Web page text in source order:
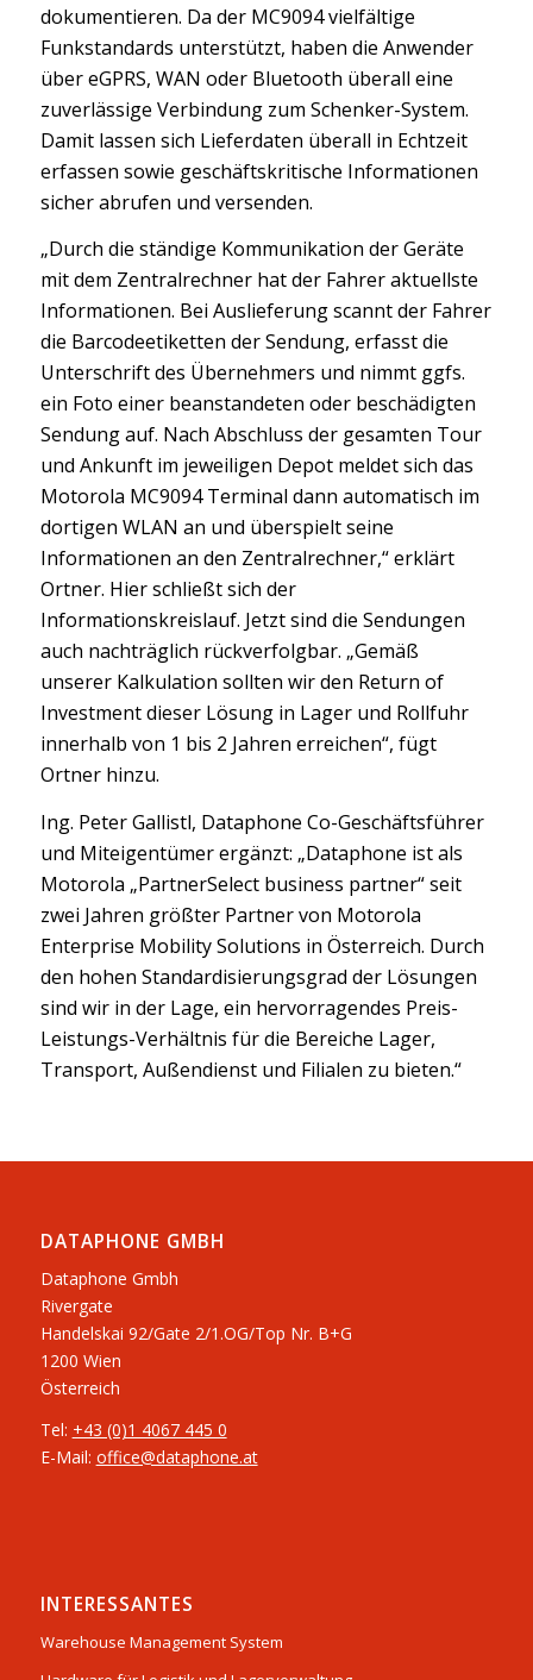
dokumentieren. Da der MC9094 vielfältige
Funkstandards unterstützt, haben die Anwender
über eGPRS, WAN oder Bluetooth überall eine
zuverlässige Verbindung zum Schenker-System.
Damit lassen sich Lieferdaten überall in Echtzeit
erfassen sowie geschäftskritische Informationen
sicher abrufen und versenden.
„Durch die ständige Kommunikation der Geräte
mit dem Zentralrechner hat der Fahrer aktuellste
Informationen. Bei Auslieferung scannt der Fahrer
die Barcodeetiketten der Sendung, erfasst die
Unterschrift des Übernehmers und nimmt ggfs.
ein Foto einer beanstandeten oder beschädigten
Sendung auf. Nach Abschluss der gesamten Tour
und Ankunft im jeweiligen Depot meldet sich das
Motorola MC9094 Terminal dann automatisch im
dortigen WLAN an und überspielt seine
Informationen an den Zentralrechner,“ erklärt
Ortner. Hier schließt sich der
Informationskreislauf. Jetzt sind die Sendungen
auch nachträglich rückverfolgbar. „Gemäß
unserer Kalkulation sollten wir den Return of
Investment dieser Lösung in Lager und Rollfuhr
innerhalb von 1 bis 2 Jahren erreichen“, fügt
Ortner hinzu.
Ing. Peter Gallistl, Dataphone Co-Geschäftsführer
und Miteigentümer ergänzt: „Dataphone ist als
Motorola „PartnerSelect business partner“ seit
zwei Jahren größter Partner von Motorola
Enterprise Mobility Solutions in Österreich. Durch
den hohen Standardisierungsgrad der Lösungen
sind wir in der Lage, ein hervorragendes Preis-
Leistungs-Verhältnis für die Bereiche Lager,
Transport, Außendienst und Filialen zu bieten.“
DATAPHONE GMBH
Dataphone Gmbh
Rivergate
​Handelskai 92/Gate 2/1.OG/Top Nr. B+G
1200 Wien
Österreich
Tel: +43 (0)1 4067 445 0
E-Mail: office@dataphone.at
INTERESSANTES
Warehouse Management System